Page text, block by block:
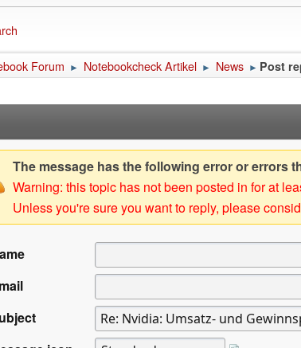
Forum ► Notebookcheck Artikel ► News ► Post
The message has the following error or errors
Warning: this topic has not been posted in for at
Unless you're sure you want to reply, please